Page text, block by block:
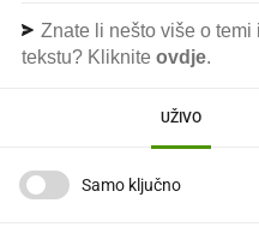
Znate li nešto više o
tekstu? Kliknite ovdje.
UŽIVO
Samo ključno